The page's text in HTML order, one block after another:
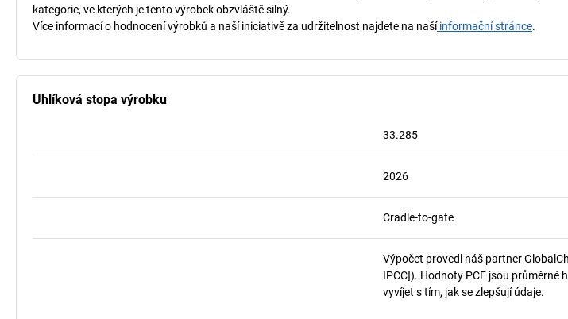
kategorie, ve kterých je tento výrobek obzvláště silný.
Více informací o hodnocení výrobků a naší iniciativě za udržitelnost najdete na našíinformační stránce.
Uhlíková stopa výrobku
33.285
2026
Cradle-to-gate
Výpočet provedl náš partner
IPCC]). Hodnoty PCF jsou průměrné
vyvíjet s tím, jak se zlepšují údaje.